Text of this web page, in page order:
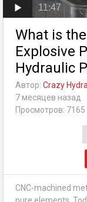
11:47
What is
Explosive
Hydraulic
Автор: Crazy
7 месяцев назад
Просмотров: 7165
CNC-machined